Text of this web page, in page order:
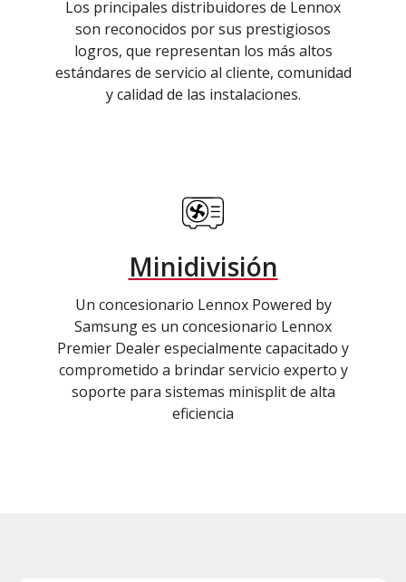
Los principales distribuidores de Lennox
son reconocidos por sus prestigiosos
logros, que representan los más altos
estándares de servicio al cliente, comunidad
y calidad de las instalaciones.
Minidivisión
Un concesionario Lennox Powered by
Samsung es un concesionario Lennox
Premier Dealer especialmente capacitado y
comprometido a brindar servicio experto y
soporte para sistemas minisplit de alta
eficiencia